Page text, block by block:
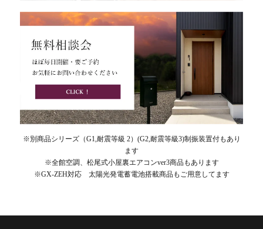
※別商品シリーズ（G1,耐震等級 2）(G2,耐震等級3)制振装置付もあり
ます
※全館空調、松尾式小屋裏エアコンver3商品もあります
※GX-ZEH対応 太陽光発電蓄電池搭載商品もご用意してます